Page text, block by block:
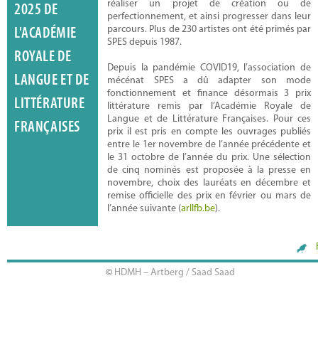
Julie Kern Donck
2025 DE
L'ACADÉMIE
ROYALE DE
LANGUE ET DE
LITTÉRATURE
FRANÇAISES
réaliser un projet de création ou de
perfectionnement, et ainsi progresser dans leur
parcours. Plus de 230 artistes ont été primés par
SPES depuis 1987.
Depuis la pandémie COVID19, l’association de
mécénat SPES a dû adapter son mode
fonctionnement et finance désormais 3 prix
littérature remis par l’Académie Royale de
Langue et de Littérature Françaises. Pour ces
prix il est pris en compte les ouvrages publiés
entre le 1er novembre de l’année précédente et
le 31 octobre de l’année du prix. Une sélection
de cinq nominés est proposée à la presse en
novembre, choix des lauréats en décembre et
remise officielle des prix en février ou mars de
l’année suivante (arllfb.be).
© HDMH – Artberg / Saad Saad